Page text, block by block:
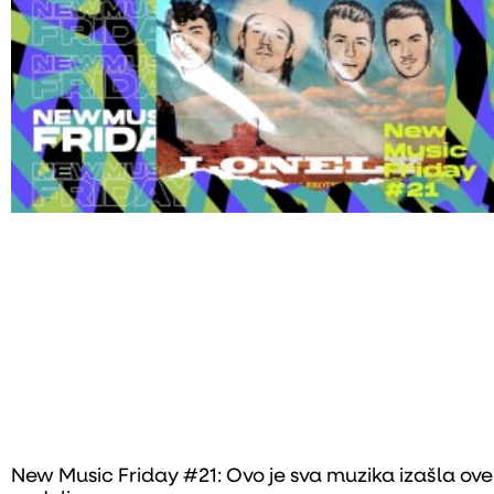
New Music Friday #21: Ovo je sva muzika izašla ove